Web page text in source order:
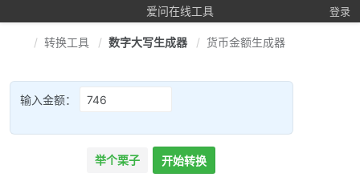
爱问在线工具 登录
转换工具 数字大写生成器 货币金额生成器
输入金额：
举个栗子 开始转换